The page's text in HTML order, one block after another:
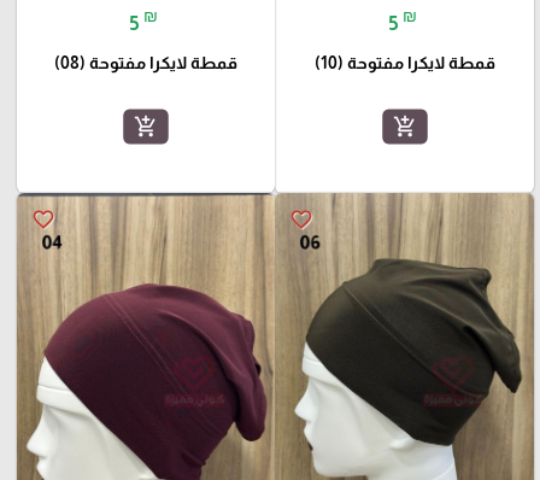
5 ₪
قمطة لايكرا مفتوحة (10)
add_shopping_cart
5 ₪
قمطة لايكرا مفتوحة (08)
add_shopping_cart
favorite_border
favorite_border